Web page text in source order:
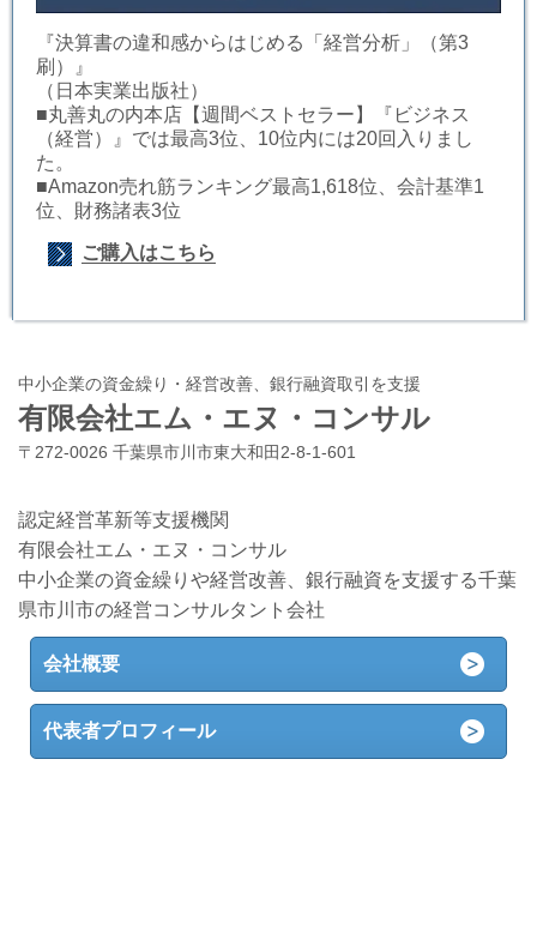
『決算書の違和感からはじめる「経営分析」（第3
刷）』
（日本実業出版社）
■丸善丸の内本店【週間ベストセラー】『ビジネス
（経営）』では最高3位、10位内には20回入りまし
た。
■Amazon売れ筋ランキング最高1,618位、会計基準1
位、財務諸表3位
ご購入はこちら
中小企業の資金繰り・経営改善、銀行融資取引を支援
有限会社エム・エヌ・コンサル
〒272-0026 千葉県市川市東大和田2-8-1-601
認定経営革新等支援機関
有限会社エム・エヌ・コンサル
中小企業の資金繰りや経営改善、銀行融資を支援する千葉
県市川市の経営コンサルタント会社
会社概要
代表者プロフィール